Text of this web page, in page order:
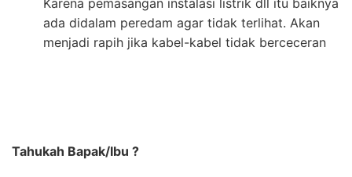
ada didalam peredam agar tidak terlihat. Akan
menjadi rapih jika kabel-kabel tidak berceceran
Tahukah Bapak/Ibu ?